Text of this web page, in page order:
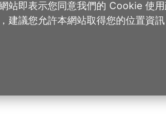
站即表示您同意我們的 Cookie 使
建議您允許本網站取得您的位置資